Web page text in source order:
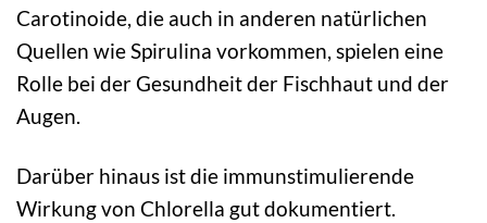
Carotinoide, die auch in anderen natürlichen
Quellen wie Spirulina vorkommen, spielen eine
Rolle bei der Gesundheit der Fischhaut und der
Augen.
Darüber hinaus ist die immunstimulierende
Wirkung von Chlorella gut dokumentiert.